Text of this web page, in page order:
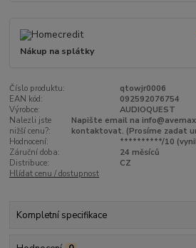
Nákup na splátky
Číslo produktu:
qtowjr0006
EAN kód:
092592076754
Výrobce:
AUDIOQUEST
Nalezli jste
nižší cenu?:
Napište email na
kontaktovat. (Prosíme zadat
Hodnocení:
**********/10
Záruční doba:
24 měsíců
Distribuce:
CZ
Hlídat cenu / dostupnost
Kompletní specifikace